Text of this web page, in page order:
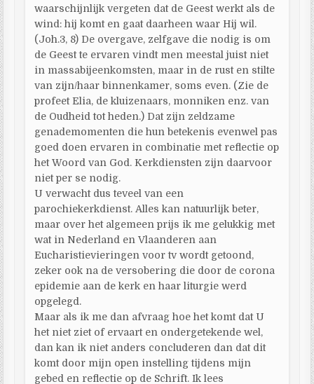
waarschijnlijk vergeten dat de Geest werkt als de
wind: hij komt en gaat daarheen waar Hij wil.
(Joh.3, 8) De overgave, zelfgave die nodig is om
de Geest te ervaren vindt men meestal juist niet
in massabijeenkomsten, maar in de rust en stilte
van zijn/haar binnenkamer, soms even. (Zie de
profeet Elia, de kluizenaars, monniken enz. van
de Oudheid tot heden.) Dat zijn zeldzame
genademomenten die hun betekenis evenwel pas
goed doen ervaren in combinatie met reflectie op
het Woord van God. Kerkdiensten zijn daarvoor
niet per se nodig.
U verwacht dus teveel van een
parochiekerkdienst. Alles kan natuurlijk beter,
maar over het algemeen prijs ik me gelukkig met
wat in Nederland en Vlaanderen aan
Eucharistievieringen voor tv wordt getoond,
zeker ook na de versobering die door de corona
epidemie aan de kerk en haar liturgie werd
opgelegd.
Maar als ik me dan afvraag hoe het komt dat U
het niet ziet of ervaart en ondergetekende wel,
dan kan ik niet anders concluderen dan dat dit
komt door mijn open instelling tijdens mijn
gebed en reflectie op de Schrift. Ik lees